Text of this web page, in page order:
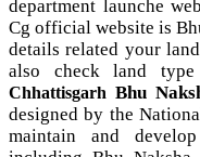
department launche
Cg official website is
details related your
also check land
Chhattisgarh Bhu
designed by the
maintain and